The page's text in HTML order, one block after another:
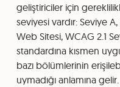
geliştiriciler için
seviyesi vardır: Seviye
Web Sitesi, WCAG 2.1
standardına kısmen
bazı bölümlerinin
uymadığı anlamına gelir.